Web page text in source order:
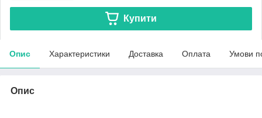
Купити
Опис Характеристики Доставка Оплата Умови
Опис